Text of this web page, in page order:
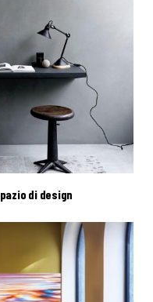
di design